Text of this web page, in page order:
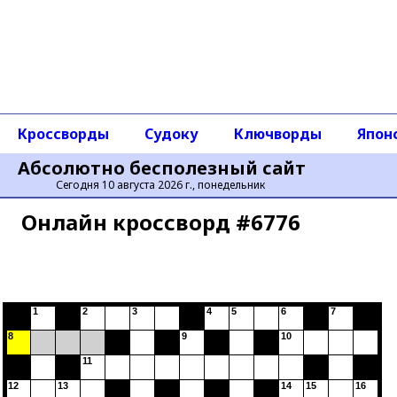
Абсолютно бесполезный сайт
Сегодня 10 августа 2026 г., понедельник
Кроссворды Судоку Ключворды
Онлайн кроссворд #6776
8
12
1
13
2
11
3
9
4 5 6
10
14 15
7
16